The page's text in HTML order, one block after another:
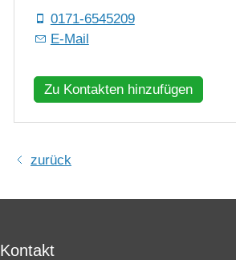
0171-6545209
E-Mail
Zu Kontakten hinzufügen
zurück
Kontakt